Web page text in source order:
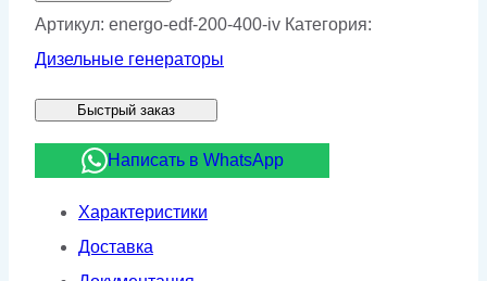
Дизельный
генератор
EDF
200/400
Артикул: energo-edf-200-400-iv Категория:
Дизельные генераторы
Быстрый заказ
Написать в WhatsApp
Характеристики
Доставка